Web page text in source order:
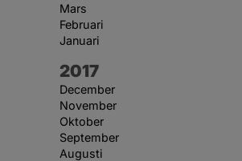
Mars
Februari
Januari
År:
2017
December
November
Oktober
September
Augusti